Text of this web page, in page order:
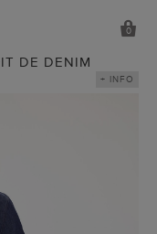
0
DE DENIM
+ INFO